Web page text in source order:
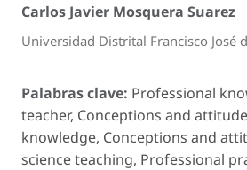
Carlos Javier Mosquera Suarez
Universidad Distrital Francisco José
Palabras clave: Professional
teacher, Conceptions and
knowledge, Conceptions and
science teaching, Professional